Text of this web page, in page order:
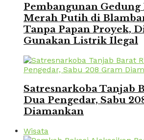
Pembangunan Gedung
Merah Putih di
Tanpa Papan Proyek,
Gunakan Listrik Ilegal
Satresnarkoba Tanjab
Dua Pengedar, Sabu
Diamankan
Wisata